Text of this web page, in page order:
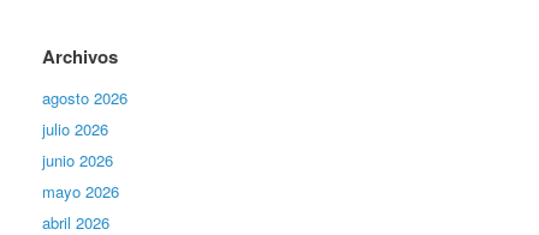
Archivos
agosto 2026
julio 2026
junio 2026
mayo 2026
abril 2026